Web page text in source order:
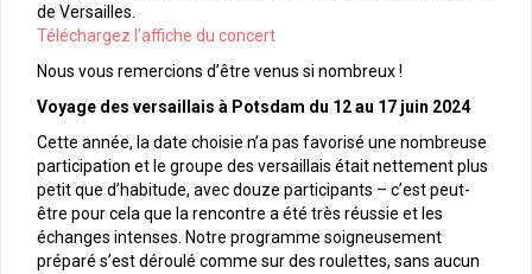
de Versailles.
Téléchargez l’affiche du concert
Nous vous remercions d’être venus si nombreux !
Voyage des versaillais à Potsdam du 12 au 17 juin 2024
Cette année, la date choisie n’a pas favorisé une nombreuse
participation et le groupe des versaillais était nettement plus
petit que d’habitude, avec douze participants – c’est peut-
être pour cela que la rencontre a été très réussie et les
échanges intenses. Notre programme soigneusement
préparé s’est déroulé comme sur des roulettes, sans aucun